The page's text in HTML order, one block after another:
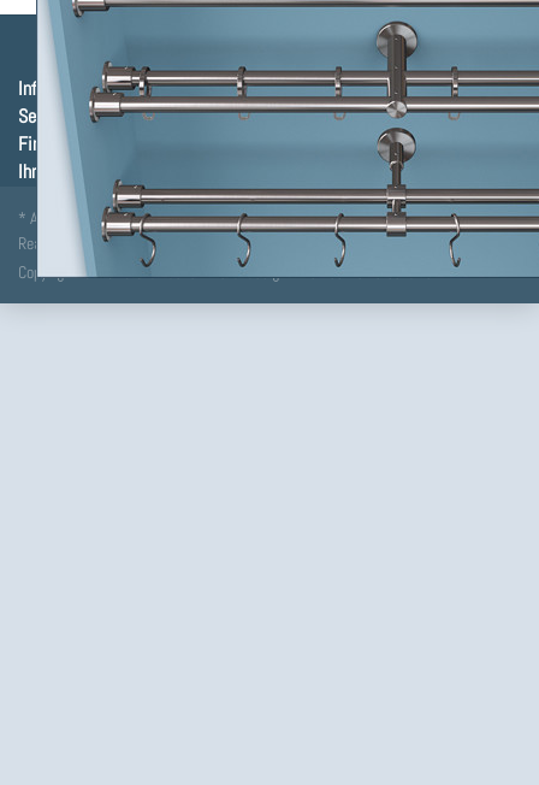
Informationen
Service, Versand & Zahlung
Firma, Impressum & Datenschutz
Ihr Kontakt zu Stahldeko
* Alle Preise inkl. MwSt., zzgl.Versandkosten
Realisiert durch:
kusnez it-service
Copyright © 2026 Stahldeko - Metalldesign. Alle Rechte vorbehalten.